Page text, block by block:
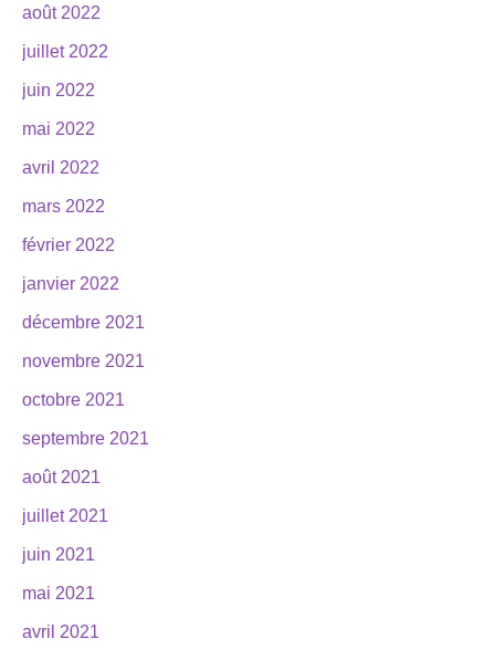
août 2022
juillet 2022
juin 2022
mai 2022
avril 2022
mars 2022
février 2022
janvier 2022
décembre 2021
novembre 2021
octobre 2021
septembre 2021
août 2021
juillet 2021
juin 2021
mai 2021
avril 2021